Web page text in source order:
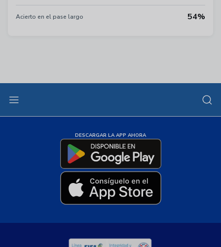
Acierto en el pase largo 54%
DESCARGAR LA APP AHORA